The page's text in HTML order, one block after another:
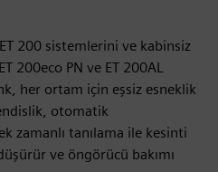
200 sistemlerini ve kabinsiz
200eco PN ve ET 200AL
her ortam için eşsiz esneklik
otomatik
zamanlı tanılama ile kesinti
ve öngörücü bakımı